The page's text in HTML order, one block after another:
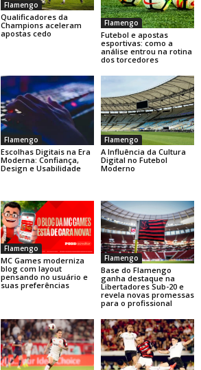
Flamengo
Qualificadores da
Champions aceleram
apostas cedo
Flamengo
Futebol e apostas
esportivas: como a
análise entrou na rotina
dos torcedores
Flamengo
Escolhas Digitais na Era
Moderna: Confiança,
Design e Usabilidade
Flamengo
A Influência da Cultura
Digital no Futebol
Moderno
Flamengo
MC Games moderniza
blog com layout
pensando no usuário e
suas preferências
Flamengo
Base do Flamengo
ganha destaque na
Libertadores Sub-20 e
revela novas promessas
para o profissional